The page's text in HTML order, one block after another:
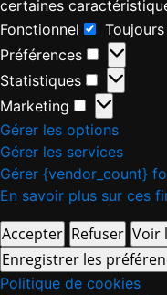
certaines
Fonctionnel
Préférences
Statistiques
Marketing
Gérer les options
Gérer les services
Gérer {vendor_count}
En savoir plus sur ces
Accepter Refuser Voir
Enregistrer les
Politique de cookies